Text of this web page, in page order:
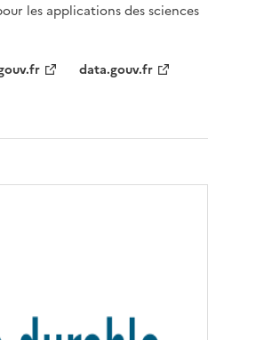
les applications des sciences
data.gouv.fr